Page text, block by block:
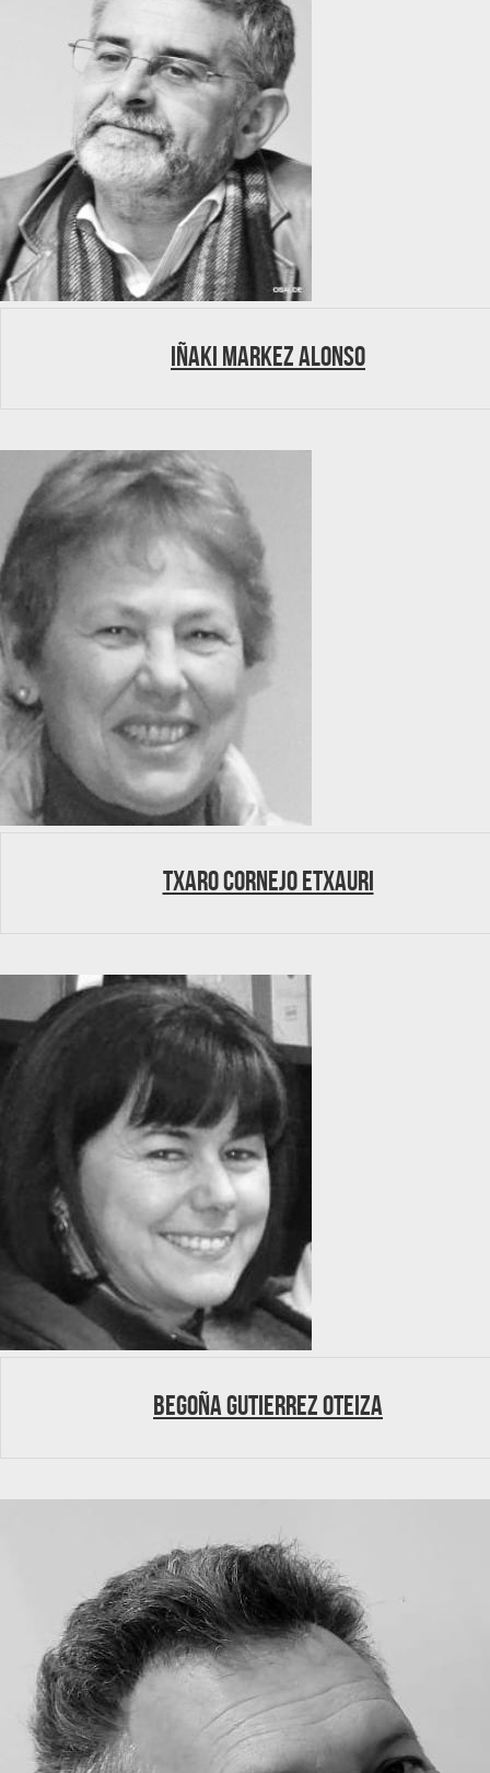
Iñaki Markez Alonso
Txaro Cornejo Etxauri
Begoña Gutierrez Oteiza